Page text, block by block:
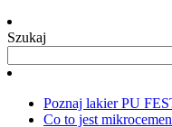
Szukaj
Poznaj lakier PU
Co to jest